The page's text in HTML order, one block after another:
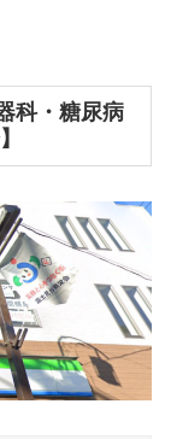
科・糖尿病